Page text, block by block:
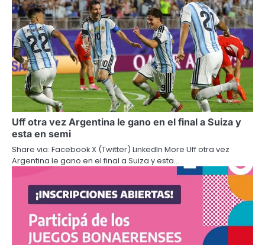
Uff otra vez Argentina le gano en el final a Suiza y
esta en semi
Share via: Facebook X (Twitter) LinkedIn More Uff otra vez
Argentina le gano en el final a Suiza y esta…